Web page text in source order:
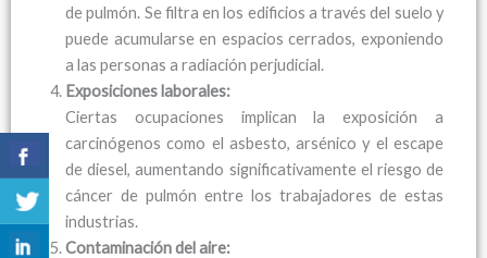
de pulmón. Se filtra en los edificios a través del suelo y
puede acumularse en espacios cerrados, exponiendo
a las personas a radiación perjudicial.
Exposiciones laborales:
Ciertas ocupaciones implican la exposición a
carcinógenos como el asbesto, arsénico y el escape
de diesel, aumentando significativamente el riesgo de
cáncer de pulmón entre los trabajadores de estas
industrias.
Contaminación del aire: